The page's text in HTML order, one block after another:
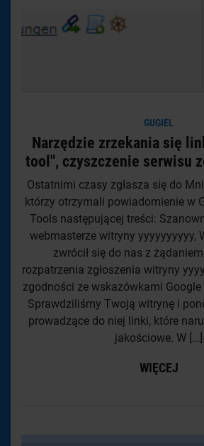
GUGIEL
Narzędzie zrzekania się
tool", czyszczenie serwisu
Ostatnimi czasy zgłasza się do
którzy otrzymali powiadomienie w
Tools następującej treści:
webmasterze witryny yyyyyyyyyy,
zwrócił się do nas z
rozpatrzenia zgłoszenia witryny
zgodności ze wskazówkami
Sprawdziliśmy Twoją witrynę i
prowadzące do niej linki, które
jakościowe. W […]
WIĘCEJ